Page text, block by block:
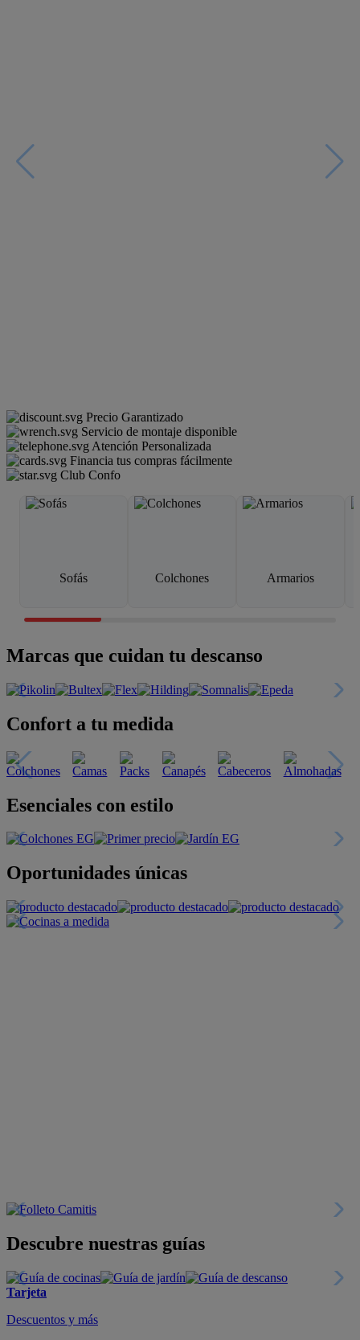
Precio Garantizado
Servicio de montaje disponible
Atención Personalizada
Financia tus compras fácilmente
Club Confo
Sofás Colchones Armarios
Marcas que cuidan tu descanso
Confort a tu medida
Esenciales con estilo
Oportunidades únicas
Descubre nuestras guías
Tarjeta
Descuentos y más